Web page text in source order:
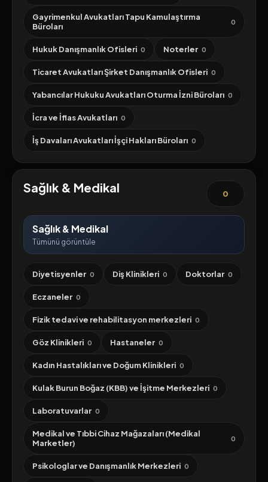
Gayrimenkul Avukatları Tapu Kamulaştırma
Büroları
0
Hukuk Danışmanlık Ofisleri 0 Noterler 0
Ticaret Avukatları Şirket Danışmanlık Ofisleri 0
Yabancılar Hukuku Avukatları Oturma İzni Büroları 0
İcra ve İflas Avukatları 0
İş Davaları Avukatları İşçi Hakları Büroları 0
Sağlık & Medikal 0
Sağlık & Medikal
Tümünü görüntüle
Diyetisyenler 0 Diş Klinikleri 0 Doktorlar 0
Eczaneler 0
Fizik tedavi ve rehabilitasyon merkezleri 0
Göz Klinikleri 0 Hastaneler 0
Kadın Hastalıkları ve Doğum Klinikleri 0
Kulak Burun Boğaz (KBB) ve İşitme Merkezleri 0
Laboratuvarlar 0
Medikal ve Tıbbi Cihaz Mağazaları (Medikal
Marketler)
0
Psikologlar ve Danışmanlık Merkezleri 0